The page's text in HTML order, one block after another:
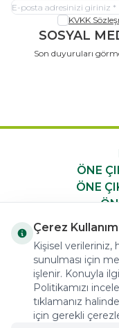
KVKK
SOSYAL
Son duyuruları
ÖNE
ÖNE
COPYRIGHT © 2023
Çerez
Kişisel
sunulması için
işlenir. Konuyla
Politikamızı
tıklamanız
için gerekli